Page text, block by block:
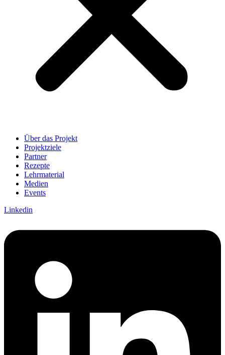
Über das Projekt
Projektziele
Partner
Rezepte
Lehrmaterial
Medien
Events
Linkedin